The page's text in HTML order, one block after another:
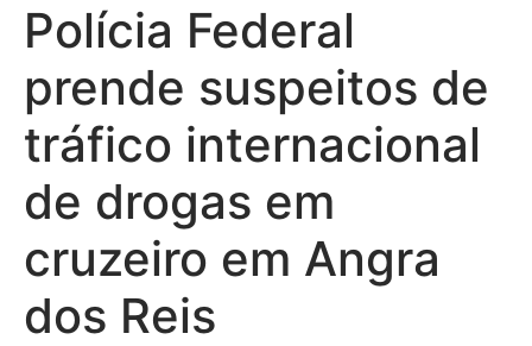
Polícia Federal
prende suspeitos de
tráfico internacional
de drogas em
cruzeiro em Angra
dos Reis